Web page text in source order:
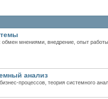
мнениями, внедрение, опыт работы
анализ
процессов, теория системного